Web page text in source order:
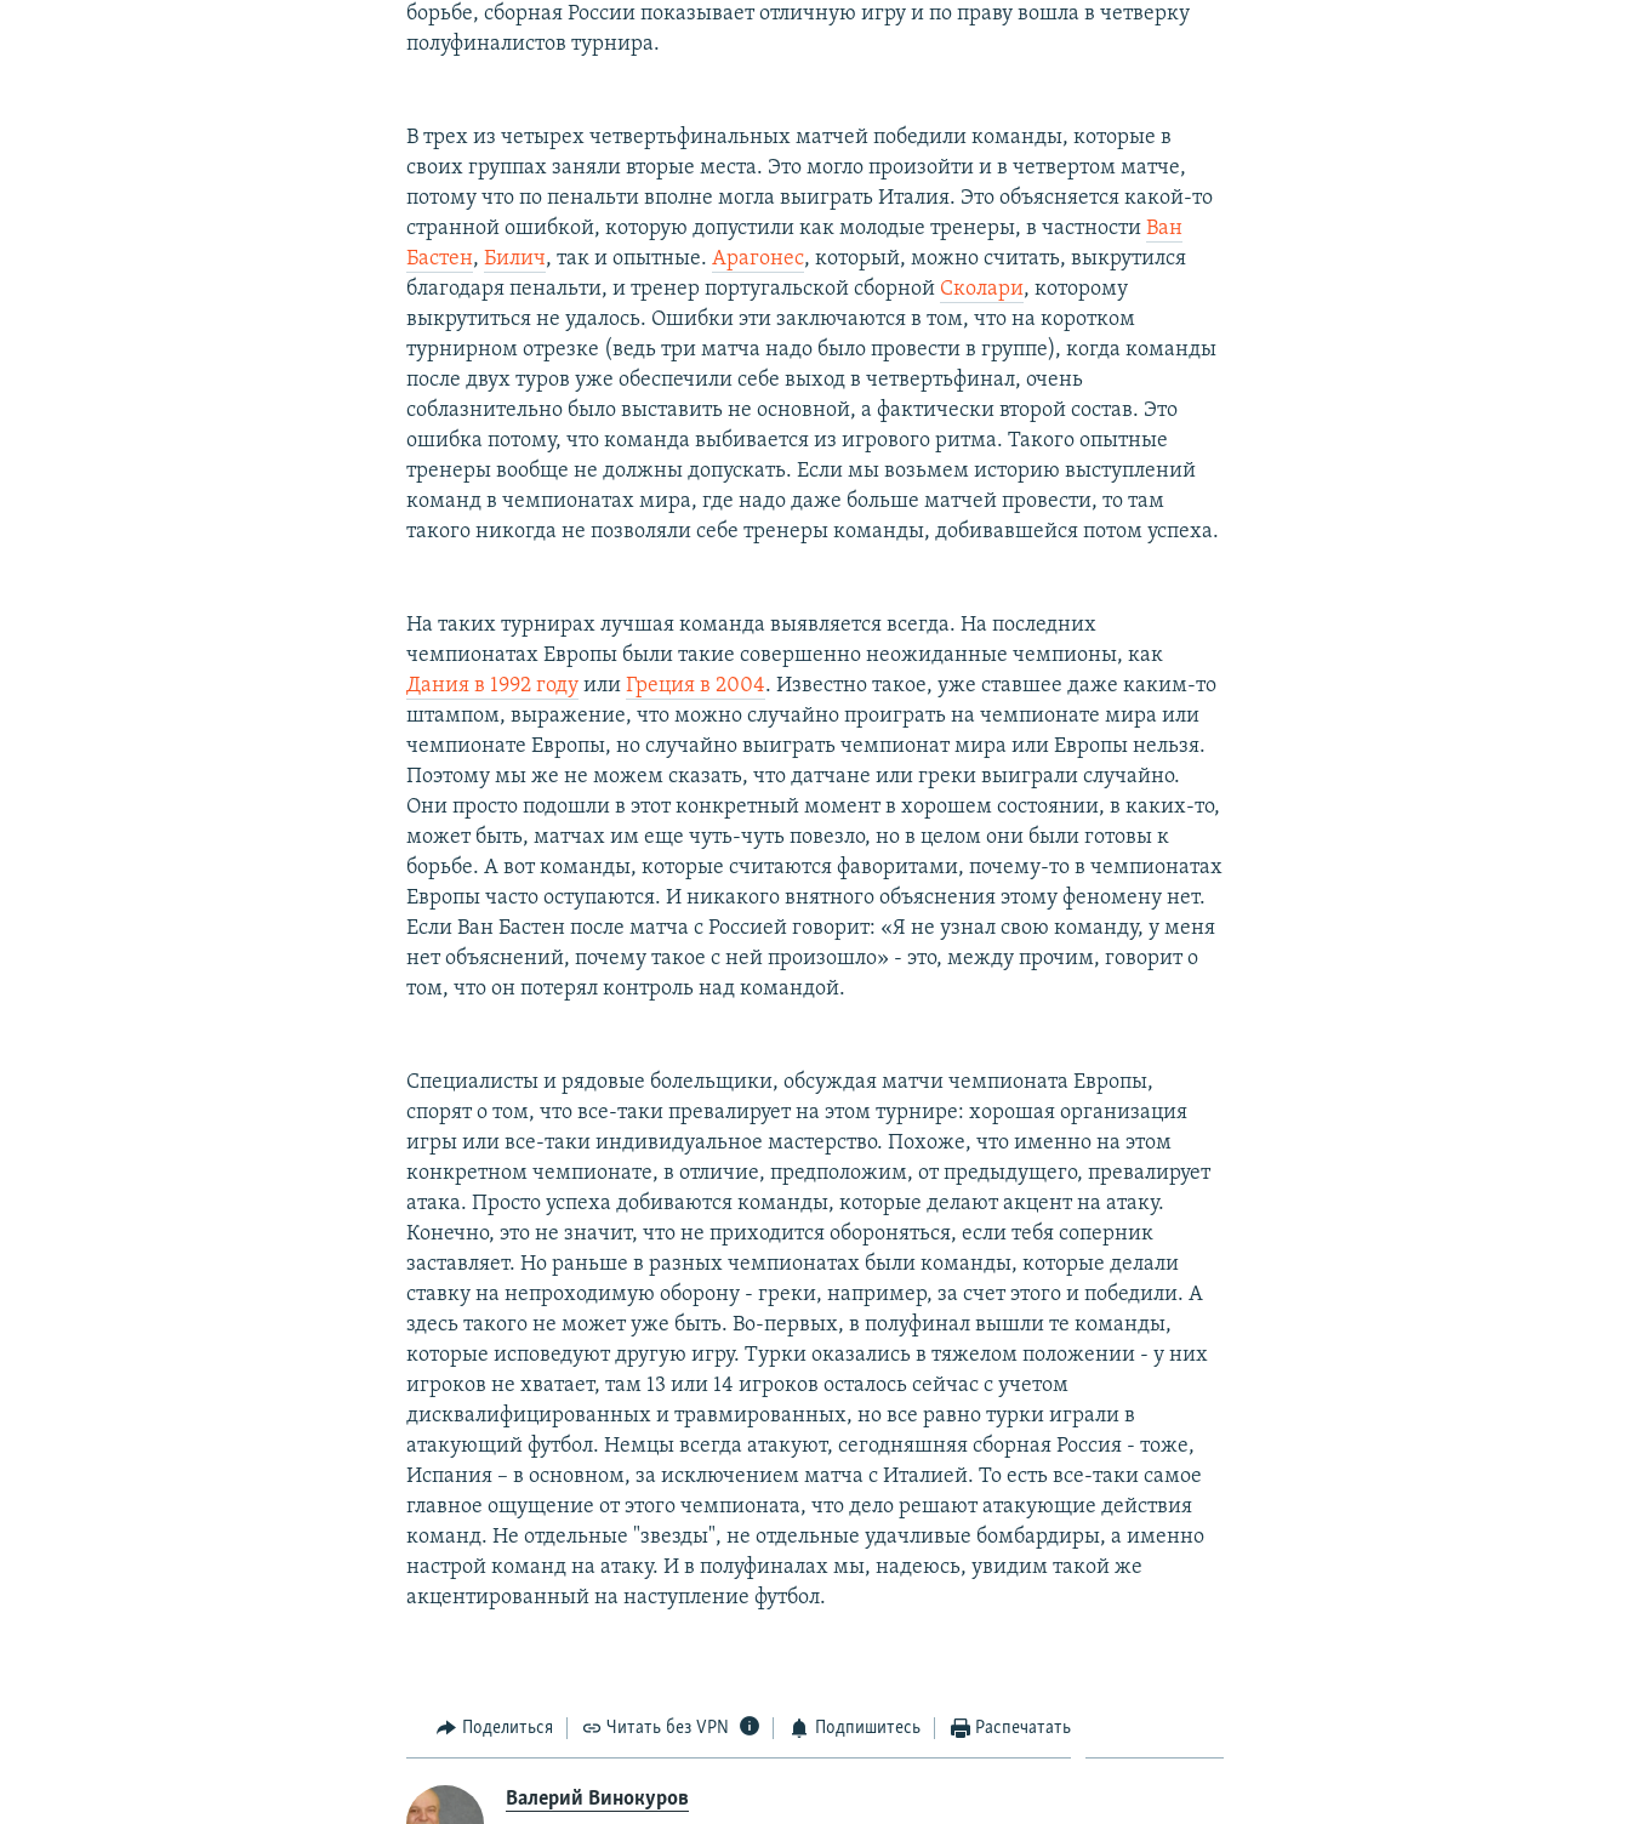
борьбе, сборная России показывает отличную игру и по праву вошла в четверку
полуфиналистов турнира.
В трех из четырех четвертьфинальных матчей победили команды, которые в
своих группах заняли вторые места. Это могло произойти и в четвертом матче,
потому что по пенальти вполне могла выиграть Италия. Это объясняется какой-то
странной ошибкой, которую допустили как молодые тренеры, в частностиВан
Бастен,Билич, так и опытные.Арагонес, который, можно считать, выкрутился
благодаря пенальти, и тренер португальской сборной Сколари, которому
выкрутиться не удалось. Ошибки эти заключаются в том, что на коротком
турнирном отрезке (ведь три матча надо было провести в группе), когда команды
после двух туров уже обеспечили себе выход в четвертьфинал, очень
соблазнительно было выставить не основной, а фактически второй состав. Это
ошибка потому, что команда выбивается из игрового ритма. Такого опытные
тренеры вообще не должны допускать. Если мы возьмем историю выступлений
команд в чемпионатах мира, где надо даже больше матчей провести, то там
такого никогда не позволяли себе тренеры команды, добивавшейся потом успеха.
На таких турнирах лучшая команда выявляется всегда. На последних
чемпионатах Европы были такие совершенно неожиданные чемпионы, как
Дания в 1992 году илиГреция в 2004. Известно такое, уже ставшее даже каким-то
штампом, выражение, что можно случайно проиграть на чемпионате мира или
чемпионате Европы, но случайно выиграть чемпионат мира или Европы нельзя.
Поэтому мы же не можем сказать, что датчане или греки выиграли случайно.
Они просто подошли в этот конкретный момент в хорошем состоянии, в каких-то,
может быть, матчах им еще чуть-чуть повезло, но в целом они были готовы к
борьбе. А вот команды, которые считаются фаворитами, почему-то в чемпионатах
Европы часто оступаются. И никакого внятного объяснения этому феномену нет.
Если Ван Бастен после матча с Россией говорит: «Я не узнал свою команду, у меня
нет объяснений, почему такое с ней произошло» - это, между прочим, говорит о
том, что он потерял контроль над командой.
Специалисты и рядовые болельщики, обсуждая матчи чемпионата Европы,
спорят о том, что все-таки превалирует на этом турнире: хорошая организация
игры или все-таки индивидуальное мастерство. Похоже, что именно на этом
конкретном чемпионате, в отличие, предположим, от предыдущего, превалирует
атака. Просто успеха добиваются команды, которые делают акцент на атаку.
Конечно, это не значит, что не приходится обороняться, если тебя соперник
заставляет. Но раньше в разных чемпионатах были команды, которые делали
ставку на непроходимую оборону - греки, например, за счет этого и победили. А
здесь такого не может уже быть. Во-первых, в полуфинал вышли те команды,
которые исповедуют другую игру. Турки оказались в тяжелом положении - у них
игроков не хватает, там 13 или 14 игроков осталось сейчас с учетом
дисквалифицированных и травмированных, но все равно турки играли в
атакующий футбол. Немцы всегда атакуют, сегодняшняя сборная Россия - тоже,
Испания – в основном, за исключением матча с Италией. То есть все-таки самое
главное ощущение от этого чемпионата, что дело решают атакующие действия
команд. Не отдельные "звезды", не отдельные удачливые бомбардиры, а именно
настрой команд на атаку. И в полуфиналах мы, надеюсь, увидим такой же
акцентированный на наступление футбол.
Поделиться Читать без VPN Подпишитесь Распечатать
Валерий Винокуров